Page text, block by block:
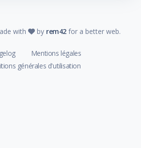
with by rem42 for a better web.
Mentions légales
générales d'utilisation